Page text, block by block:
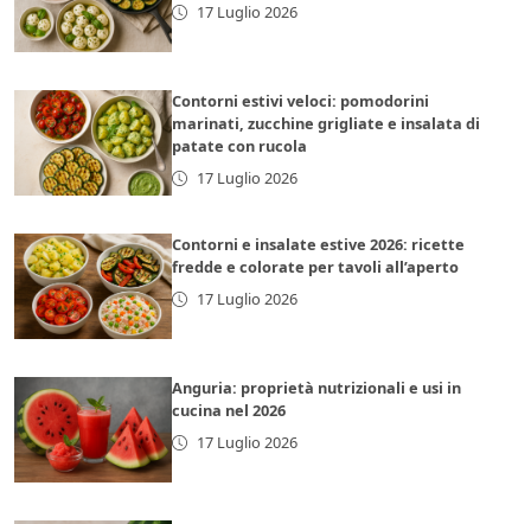
17 Luglio 2026
Contorni estivi veloci: pomodorini
marinati, zucchine grigliate e insalata di
patate con rucola
17 Luglio 2026
Contorni e insalate estive 2026: ricette
fredde e colorate per tavoli all’aperto
17 Luglio 2026
Anguria: proprietà nutrizionali e usi in
cucina nel 2026
17 Luglio 2026